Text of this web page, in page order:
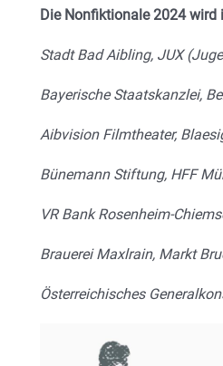
Die Nonfiktionale 2024 wird
Stadt Bad Aibling, JUX
Bayerische Staatskanzlei,
Aibvision Filmtheater,
Bünemann Stiftung, HFF
VR Bank Rosenheim-
Brauerei Maxlrain, Markt
Österreichisches